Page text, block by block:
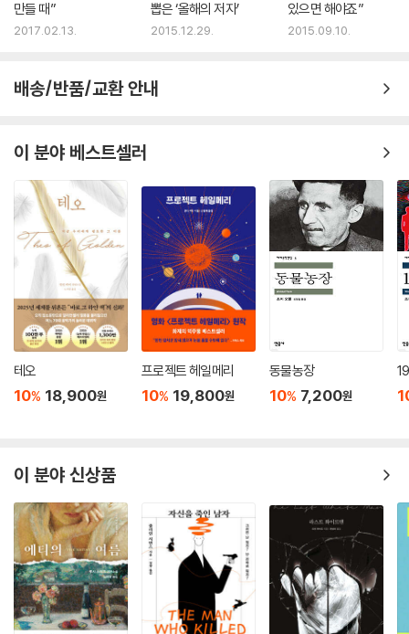
만들 때”
2017.02.13.
뽑은 ‘올해의 저자’
2015.12.29.
있으면 해야죠”
2015.09.10.
배송/반품/교환 안내
이 분야 베스트셀러
테오
10% 18,900원
프로젝트 헤일메리
10% 19,800원
동물농장
10% 7,200원
이 분야 신상품